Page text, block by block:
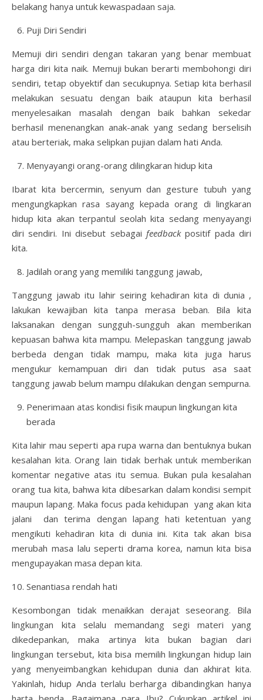
belakang hanya untuk kewaspadaan saja.
Puji Diri Sendiri
Memuji diri sendiri dengan takaran yang benar membuat
harga diri kita naik. Memuji bukan berarti membohongi diri
sendiri, tetap obyektif dan secukupnya. Setiap kita berhasil
melakukan sesuatu dengan baik ataupun kita berhasil
menyelesaikan masalah dengan baik bahkan sekedar
berhasil menenangkan anak-anak yang sedang berselisih
atau berteriak, maka selipkan pujian dalam hati Anda.
Menyayangi orang-orang dilingkaran hidup kita
Ibarat kita bercermin, senyum dan gesture tubuh yang
mengungkapkan rasa sayang kepada orang di lingkaran
hidup kita akan terpantul seolah kita sedang menyayangi
diri sendiri. Ini disebut sebagai feedbackpositif pada diri
kita.
Jadilah orang yang memiliki tanggung jawab,
Tanggung jawab itu lahir seiring kehadiran kita di dunia ,
lakukan kewajiban kita tanpa merasa beban. Bila kita
laksanakan dengan sungguh-sungguh akan memberikan
kepuasan bahwa kita mampu. Melepaskan tanggung jawab
berbeda dengan tidak mampu, maka kita juga harus
mengukur kemampuan diri dan tidak putus asa saat
tanggung jawab belum mampu dilakukan dengan sempurna.
Penerimaan atas kondisi fisik maupun lingkungan kita
berada
Kita lahir mau seperti apa rupa warna dan bentuknya bukan
kesalahan kita. Orang lain tidak berhak untuk memberikan
komentar negative atas itu semua. Bukan pula kesalahan
orang tua kita, bahwa kita dibesarkan dalam kondisi sempit
maupun lapang. Maka focus pada kehidupan yang akan kita
jalani dan terima dengan lapang hati ketentuan yang
mengikuti kehadiran kita di dunia ini. Kita tak akan bisa
merubah masa lalu seperti drama korea, namun kita bisa
mengupayakan masa depan kita.
Senantiasa rendah hati
Kesombongan tidak menaikkan derajat seseorang. Bila
lingkungan kita selalu memandang segi materi yang
dikedepankan, maka artinya kita bukan bagian dari
lingkungan tersebut, kita bisa memilih lingkungan hidup lain
yang menyeimbangkan kehidupan dunia dan akhirat kita.
Yakinlah, hidup Anda terlalu berharga dibandingkan hanya